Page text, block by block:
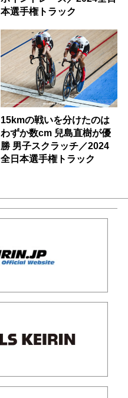
本選手権トラック
15kmの戦いを分けたのは
わずか数cm 兒島直樹が優
勝 男子スクラッチ／2024
全日本選手権トラック